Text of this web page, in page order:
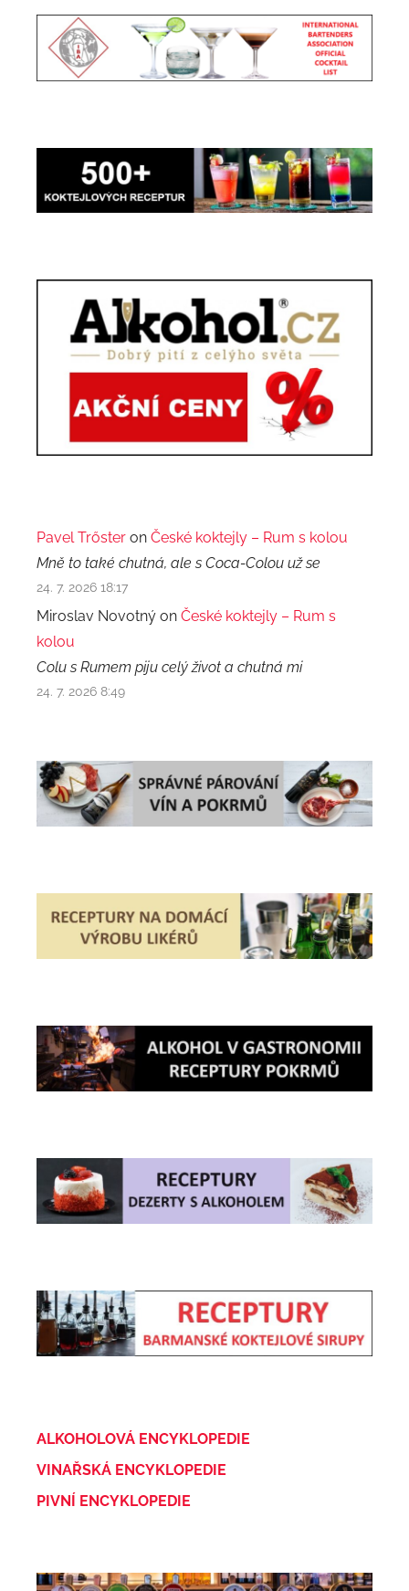
Pavel Trőster on České koktejly – Rum s kolou
Mně to také chutná, ale s Coca-Colou už se
24. 7. 2026 18:17
Miroslav Novotný on České koktejly – Rum s
kolou
Colu s Rumem piju celý život a chutná mi
24. 7. 2026 8:49
ALKOHOLOVÁ ENCYKLOPEDIE
VINAŘSKÁ ENCYKLOPEDIE
PIVNÍ ENCYKLOPEDIE